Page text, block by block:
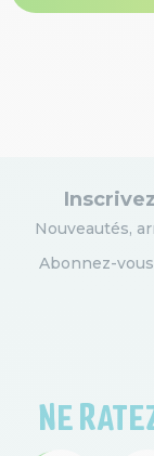
Nouveautés,
Abonnez-
NE